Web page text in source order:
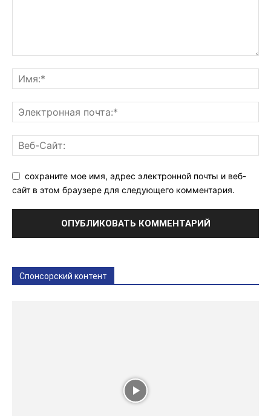
сохраните мое имя, адрес электронной почты и веб-
сайт в этом браузере для следующего комментария.
Спонсорский контент